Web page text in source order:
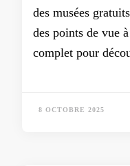
des musées
des points de vue
complet pour
8 OCTOBRE 2025